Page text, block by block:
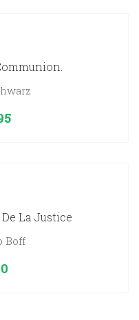
La Justice
Boff